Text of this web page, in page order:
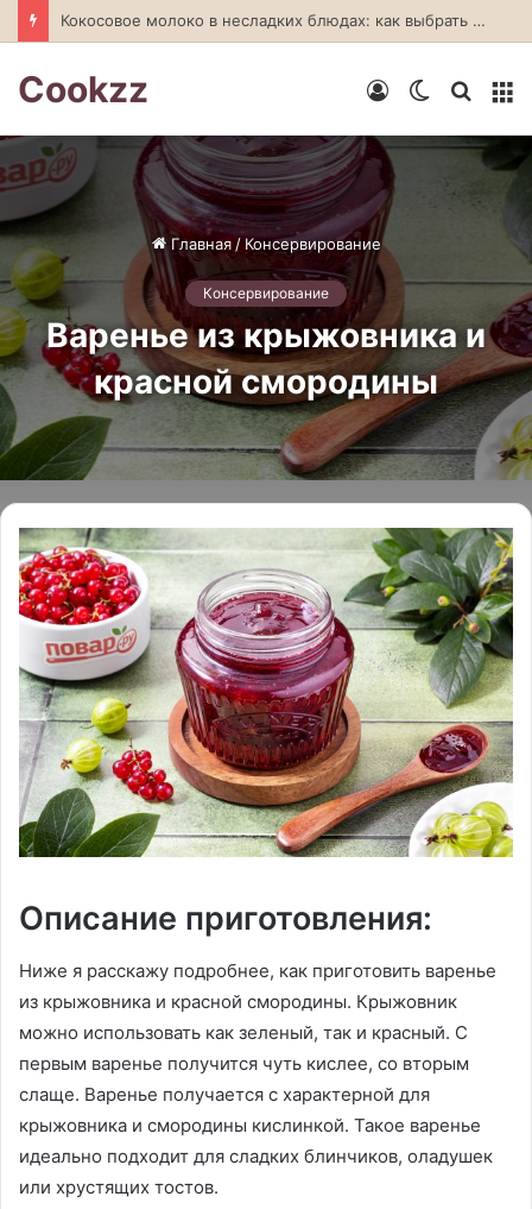
Полезное мороженое из йогурта: рецепты и секреты приготовления
Cookzz
Switch
Войти
Главная / Консервирование
Консервирование
Варенье из крыжовника и
красной смородины
Описание приготовления:
Ниже я расскажу подробнее, как приготовить варенье
из крыжовника и красной смородины. Крыжовник
можно использовать как зеленый, так и красный. С
первым варенье получится чуть кислее, со вторым
слаще. Варенье получается с характерной для
крыжовника и смородины кислинкой. Такое варенье
идеально подходит для сладких блинчиков, оладушек
или хрустящих тостов.